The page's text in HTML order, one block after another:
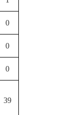
0
0
0
39